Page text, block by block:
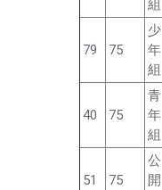
組
79 75
少
年
組
40 75
青
年
組
51 75
公
開